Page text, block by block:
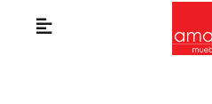
Toggle